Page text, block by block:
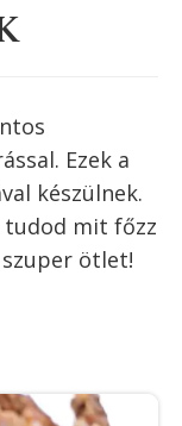
Ezek a
készülnek.
tudod mit főzz
ötlet!